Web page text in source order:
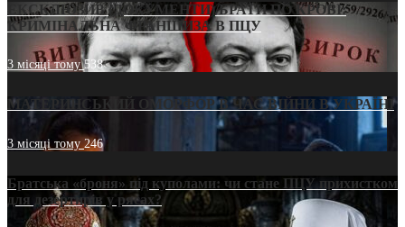
ЕКСКЛЮЗИВ (ДОКУМЕНТИ)/БРАТИ ПО КРОВІ:
КРИМІНАЛЬНА ФРАНШИЗА В ПЦУ
3 місяці тому538
МАТЕРИНСЬКИЙ ОМОРФОР В ЧАС ВІЙНИ В УКРАЇНІ
3 місяці тому246
Братська «броня» під куполами: чи стане ПЦУ прихистком
для дезертирів у рясах?